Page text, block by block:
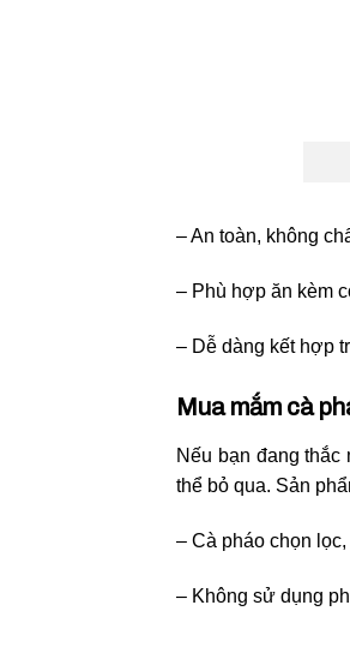
– An toàn, không
– Phù hợp ăn kèm
– Dễ dàng kết hợp
Mua mắm cà
Nếu bạn đang
thể bỏ qua. Sản
– Cà pháo chọn
– Không sử dụng